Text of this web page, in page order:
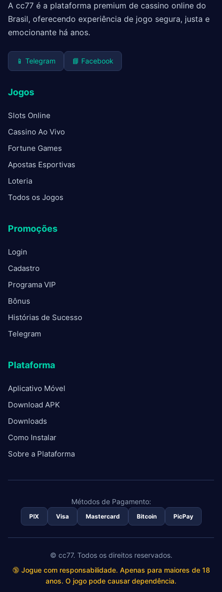
A cc77 é a plataforma premium de cassino online do
Brasil, oferecendo experiência de jogo segura, justa e
emocionante há anos.
📱 Telegram 📘 Facebook
Jogos
Slots Online
Cassino Ao Vivo
Fortune Games
Apostas Esportivas
Loteria
Todos os Jogos
Promoções
Login
Cadastro
Programa VIP
Bônus
Histórias de Sucesso
Telegram
Plataforma
Aplicativo Móvel
Download APK
Downloads
Como Instalar
Sobre a Plataforma
Métodos de Pagamento:
PIX Visa Mastercard Bitcoin PicPay
© cc77. Todos os direitos reservados.
🔞 Jogue com responsabilidade. Apenas para maiores de 18
anos. O jogo pode causar dependência.